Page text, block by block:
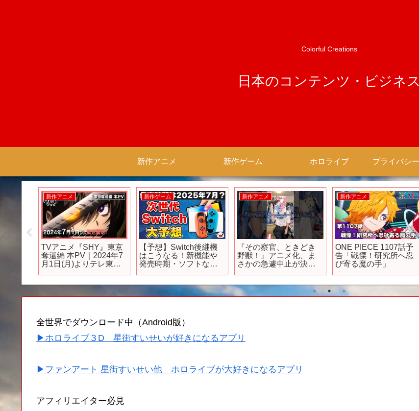
Colorful Creations
日本のコンテンツ・ビジネス
新作アニメ 新作ゲーム ホロライブ
新作アニメ
TVアニメ『SHY』東京
奪還編 本PV｜2024年7
月1日(月)よりテレ東系
新作ゲーム
【予想】Switch後継機
はこうなる！新機能や
発売時期・ソフトなど
新作アニメ
『その察官、ときどき
野獣！』アニメ化、ま
さかの急遽中止が決定
新作アニメ #オタク #フ
ィギュア #アニソン
新作アニメ
ONE PIECE 1107話予
告「戦慄！研究所へ忍
び寄る魔の手」
全世界でダウンロード中（Android版）
▶ホロライブ３D 星街すいせいが好きになるアプリ
▶ファンアート 星街すいせい他 ホロライブが大好きになるアプリ
アフィリエイター必見